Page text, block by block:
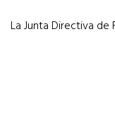
La Junta Directiva de